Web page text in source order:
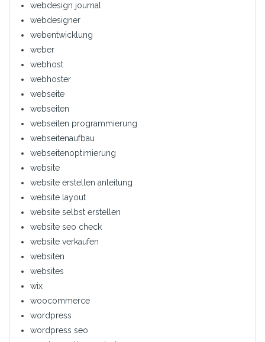
webdesign journal
webdesigner
webentwicklung
weber
webhost
webhoster
webseite
webseiten
webseiten programmierung
webseitenaufbau
webseitenoptimierung
website
website erstellen anleitung
website layout
website selbst erstellen
website seo check
website verkaufen
websiten
websites
wix
woocommerce
wordpress
wordpress seo